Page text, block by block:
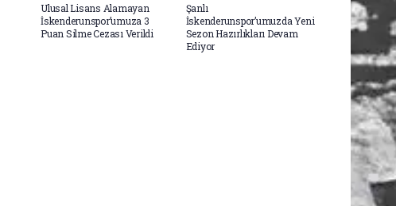
Ulusal Lisans Alamayan
İskenderunspor’umuza 3
Puan Silme Cezası Verildi
Şanlı
İskenderunspor’umuzda Yeni
Sezon Hazırlıkları Devam
Ediyor